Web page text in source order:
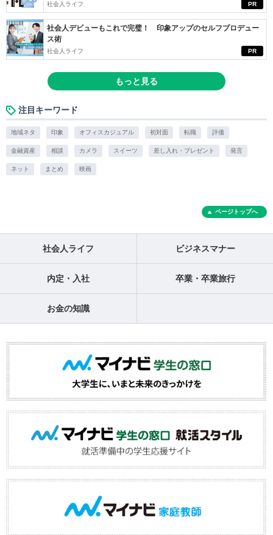
PR
社会人ライフ
PR
社会人デビューもこれで完璧！ 印象アップのセルフプロデュー
ス術
社会人ライフ
もっと見る
注目キーワード
地域ネタ 印象 オフィスカジュアル 初対面 転職 評価
金融資産 相談 カメラ スイーツ 差し入れ・プレゼント 発言
ネット まとめ 映画
ページトップへ
社会人ライフ ビジネスマナー
内定・入社 卒業・卒業旅行
お金の知識